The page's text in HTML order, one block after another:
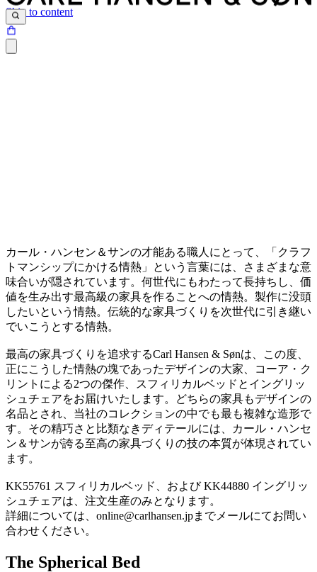
Skip to content
The Spherical Bed and the English Chair by Kaare Klint
カール・ハンセン＆サンの才能ある職人にとって、「クラフ
トマンシップにかける情熱」という言葉には、さまざまな意
味合いが隠されています。何世代にもわたって長持ちし、価
値を生み出す最高級の家具を作ることへの情熱。製作に没頭
したいという情熱。伝統的な家具づくりを次世代に引き継い
でいこうとする情熱。
最高の家具づくりを追求するCarl Hansen & Sønは、この度、
正にこうした情熱の塊であったデザインの大家、コーア・ク
リントによる2つの傑作、スフィリカルベッドとイングリッ
シュチェアをお届けいたします。どちらの家具もデザインの
名品とされ、当社のコレクションの中でも最も複雑な造形で
す。その精巧さと比類なきディテールには、
カール・ハンセ
ン＆サンが誇る至高の家具づくりの技の本質が体現されてい
ます。
KK55761 スフィリカルベッド、および KK44880 イングリッ
シュチェアは、注文生産のみとなります。
詳細については、online@carlhansen.jpまでメールにてお問い
合わせください。
The Spherical Bed